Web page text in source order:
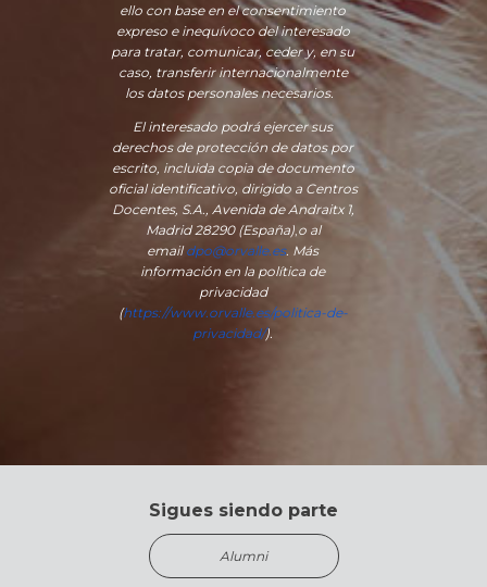
ello con base en el consentimiento
expreso e inequívoco del interesado
para tratar, comunicar, ceder y, en su
caso, transferir internacionalmente
los datos personales necesarios.
El interesado podrá ejercer sus
derechos de protección de datos por
escrito, incluida copia de documento
oficial identificativo, dirigido a Centros
Docentes, S.A., Avenida de Andraitx 1,
Madrid 28290 (España),o al
emaildpo@orvalle.es. Más
información en la política de
privacidad
(https://www.orvalle.es/politica-de-
privacidad/).
Sigues siendo parte
Alumni